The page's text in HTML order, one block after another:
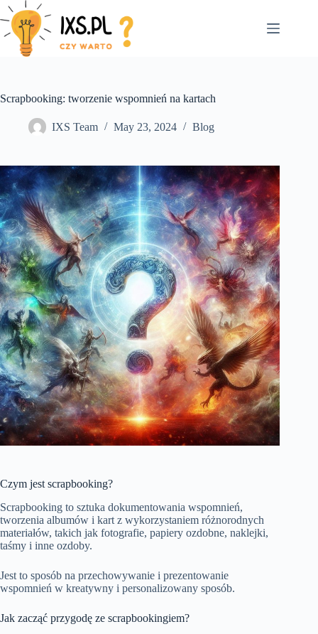
Skip
to
content
Scrapbooking: tworzenie wspomnień na kartach
IXS Team May 23, 2024 Blog
Czym jest scrapbooking?
Scrapbooking to sztuka dokumentowania wspomnień,
tworzenia albumów i kart z wykorzystaniem różnorodnych
materiałów, takich jak fotografie, papiery ozdobne, naklejki,
taśmy i inne ozdoby.
Jest to sposób na przechowywanie i prezentowanie
wspomnień w kreatywny i personalizowany sposób.
Jak zacząć przygodę ze scrapbookingiem?